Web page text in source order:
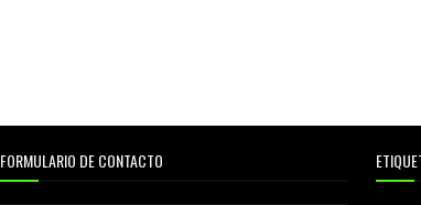
FORMULARIO DE CONTACTO